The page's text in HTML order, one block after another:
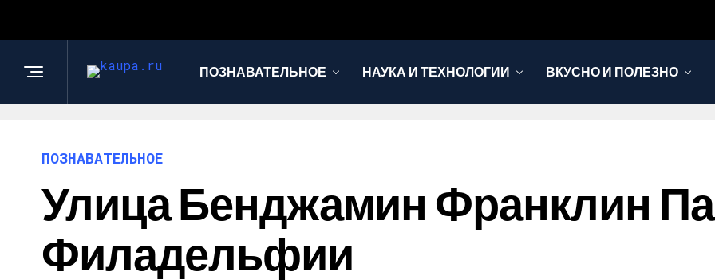
ПОЗНАВАТЕЛЬНОЕ НАУКА И ТЕХНОЛОГИИ ВКУСНО И ПОЛЕЗНО
ПОЗНАВАТЕЛЬНОЕ
Улица Бенджамин Франклин
Филадельфии